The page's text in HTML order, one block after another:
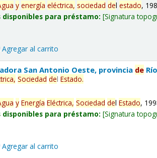
y energía eléctrica, sociedad delestado,
disponibles para préstamo: Signatura
Agregar al carrito
San Antonio Oeste, provincia de
Sociedad delEstado.
y Energía Eléctrica, Sociedad delEstado,
disponibles para préstamo: Signatura
Agregar al carrito